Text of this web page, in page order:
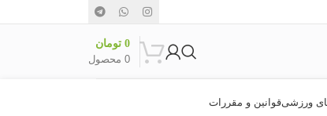
0 محصول
0 تومان
ورزشیقوانین و مقررات